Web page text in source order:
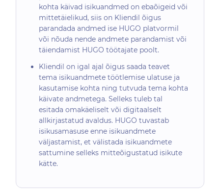
kohta käivad isikuandmed on ebaõigeid või
mittetäielikud, siis on Kliendil õigus
parandada andmed ise HUGO platvormil
või nõuda nende andmete parandamist või
täiendamist HUGO töötajate poolt.
Kliendil on igal ajal õigus saada teavet
tema isikuandmete töötlemise ulatuse ja
kasutamise kohta ning tutvuda tema kohta
käivate andmetega. Selleks tuleb tal
esitada omakäeliselt või digitaalselt
allkirjastatud avaldus. HUGO tuvastab
isikusamasuse enne isikuandmete
väljastamist, et välistada isikuandmete
sattumine selleks mitteõigustatud isikute
kätte.